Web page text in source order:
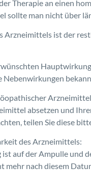
Therapie an einen
sollte man nicht über
Arzneimittels ist der
Nebenwirkungen
absetzen und
teilen Sie diese
des Arzneimittels:
auf der Ampulle und
mehr nach diesem